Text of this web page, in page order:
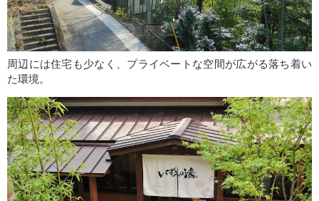
周辺には住宅も少なく、プライベートな空間が広がる落ち着い
た環境。